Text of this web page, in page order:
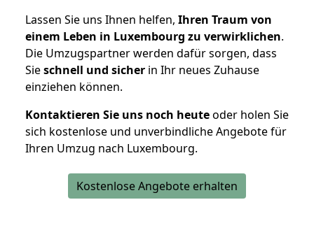
Lassen Sie uns Ihnen helfen, Ihren Traum von
einem Leben in Luxembourg zu verwirklichen.
Die Umzugspartner werden dafür sorgen, dass
Sieschnell und sicher in Ihr neues Zuhause
einziehen können.
Kontaktieren Sie uns noch heuteoder holen Sie
sich kostenlose und unverbindliche Angebote für
Ihren Umzug nach Luxembourg.
Kostenlose Angebote erhalten